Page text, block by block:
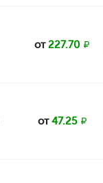
от227.70
от47.25